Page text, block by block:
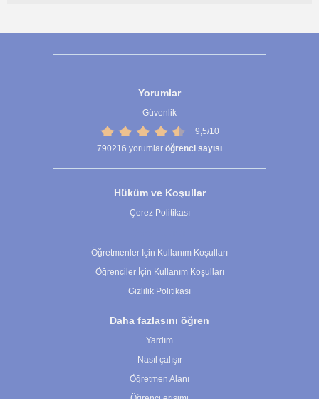
Yorumlar
Güvenlik
9,5/10
790216 yorumlar öğrenci sayısı
Hüküm ve Koşullar
Çerez Politikası
Öğretmenler İçin Kullanım Koşulları
Öğrenciler İçin Kullanım Koşulları
Gizlilik Politikası
Daha fazlasını öğren
Yardım
Nasıl çalışır
Öğretmen Alanı